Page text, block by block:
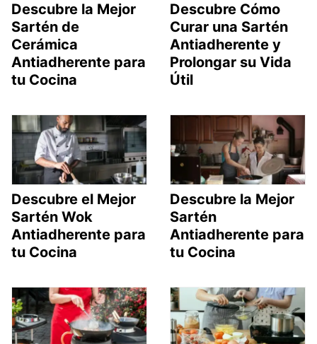
Descubre la Mejor
Sartén de
Cerámica
Antiadherente para
tu Cocina
Descubre Cómo
Curar una Sartén
Antiadherente y
Prolongar su Vida
Útil
Descubre el Mejor
Sartén Wok
Antiadherente para
tu Cocina
Descubre la Mejor
Sartén
Antiadherente para
tu Cocina